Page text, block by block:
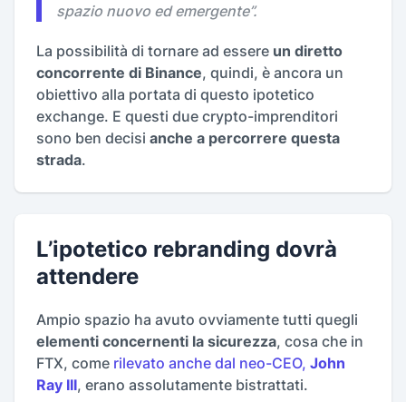
spazio nuovo ed emergente”.
La possibilità di tornare ad essere un diretto
concorrente di Binance, quindi, è ancora un
obiettivo alla portata di questo ipotetico
exchange. E questi due crypto-imprenditori
sono ben decisi anche a percorrere questa
strada.
L’ipotetico rebranding dovrà
attendere
Ampio spazio ha avuto ovviamente tutti quegli
elementi concernenti la sicurezza, cosa che in
FTX, come rilevato anche dal neo-CEO, John
Ray III, erano assolutamente bistrattati.